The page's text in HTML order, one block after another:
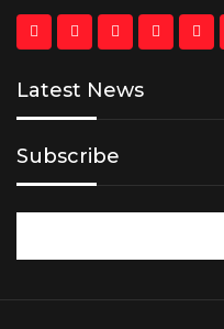
Latest News
Subscribe